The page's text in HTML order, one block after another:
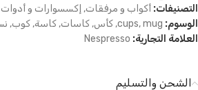
التصنيفات: أكواب و مرفقات, إكسسوارات و أدوات
الوسوم:
cups,mug
, كأس, كاسات, كاسة, كوب,
العلامة التجارية: Nespresso
الشحن والتسليم